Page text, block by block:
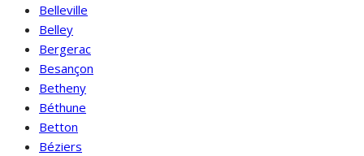
Belleville
Belley
Bergerac
Besançon
Betheny
Béthune
Betton
Béziers